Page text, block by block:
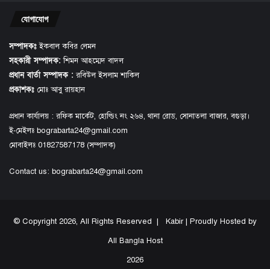
যোগাযোগ
সম্পাদকঃইকবাল কবির লেমন
সহকারী সম্পাদক: শিমন আহম্মেদ বাদল
প্রধান বার্তা সম্পাদক : রবিউল ইসলাম শাকিল
প্রকাশকঃ মোঃ আবু রায়হান
প্রধান কার্যালয় : রফিক মার্কেট, হোল্ডিং নং ২৬৪, থানা রোড, সোনাতলা বাজার, বগুড়া।
ই-মেইলঃ bograbarta24@gmail.com
মোবাইলঃ 01827587178 (সম্পাদক)
Contact us: bograbarta24@gmail.com
© Copyright 2026, All Rights Reserved | Kabir| Proudly Hosted by
All Bangla Host
2026